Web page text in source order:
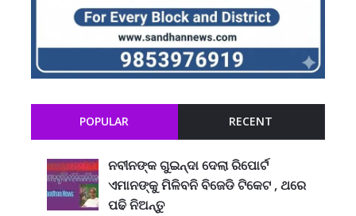
POPULAR RECENT
ନବୀନଙ୍କ ଗୁଇନ୍ଦା ଦେଲା ରିପୋର୍ଟ
ଏମାନଙ୍କୁ ମିଳିବନି ବିଜେଡି ଟିକେଟ , ଥରେ
ପଢି ନିଅନ୍ତୁ